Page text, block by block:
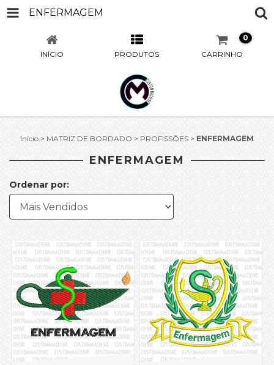
ENFERMAGEM
INÍCIO PRODUTOS CARRINHO
0
Início > MATRIZ DE BORDADO > PROFISSÕES > ENFERMAGEM
ENFERMAGEM
Ordenar por: